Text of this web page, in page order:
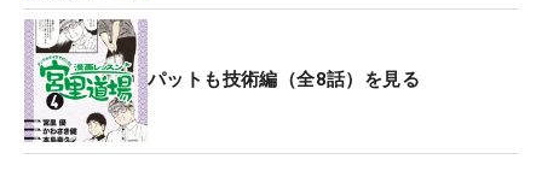
パットも技術編（全8話）を見る